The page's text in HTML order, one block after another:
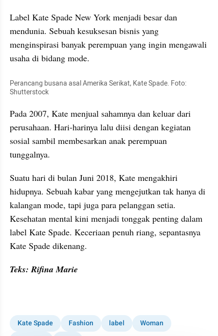
Label Kate Spade New York menjadi besar dan
mendunia. Sebuah kesuksesan bisnis yang
menginspirasi banyak perempuan yang ingin mengawali
usaha di bidang mode.
Perancang busana asal Amerika Serikat, Kate Spade. Foto:
Shutterstock
Pada 2007, Kate menjual sahamnya dan keluar dari
perusahaan. Hari-harinya lalu diisi dengan kegiatan
sosial sambil membesarkan anak perempuan
tunggalnya.
Suatu hari di bulan Juni 2018, Kate mengakhiri
hidupnya. Sebuah kabar yang mengejutkan tak hanya di
kalangan mode, tapi juga para pelanggan setia.
Kesehatan mental kini menjadi tonggak penting dalam
label Kate Spade. Keceriaan penuh riang, sepantasnya
Kate Spade dikenang.
Teks: Rifina Marie
Kate Spade Fashion label
Woman